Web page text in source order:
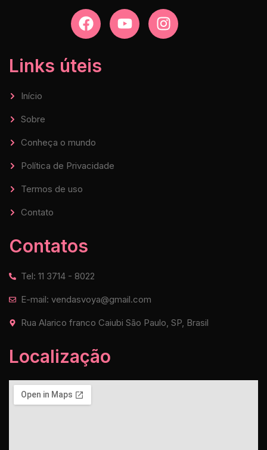
Links úteis
Início
Sobre
Conheça o mundo
Política de Privacidade
Termos de uso
Contato
Contatos
Tel: 11 3714 - 8022
E-mail: vendasvoya@gmail.com
Rua Alarico franco Caiubi São Paulo, SP, Brasil
Localização